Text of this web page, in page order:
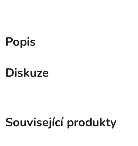
Popis
Diskuze
Související produkty